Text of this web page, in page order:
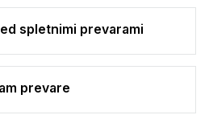
spletnimi prevarami
prevare